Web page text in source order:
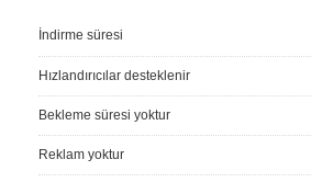
İndirme süresi
Hızlandırıcılar desteklenir
Bekleme süresi yoktur
Reklam yoktur